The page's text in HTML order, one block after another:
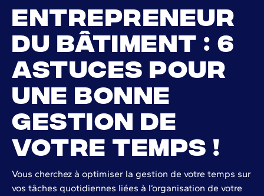
Entrepreneur
du bâtiment : 6
astuces pour
une bonne
gestion de
votre temps !
Vous cherchez à optimiser la gestion de votre temps sur
vos tâches quotidiennes liées à l’organisation de votre